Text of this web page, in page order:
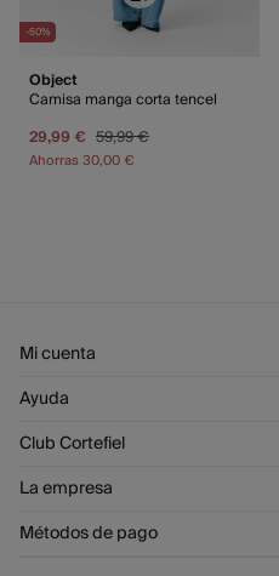
-50%
Object
Camisa manga corta tencel
29,99 € 59,99 €
Ahorras30,00 €
Mi cuenta
Registrarme
Direcciones de envío
Tarjeta regalo online
Tarjeta abono
Ayuda
Atención al cliente
Preguntas frecuentes
Cambios, devoluciones y desistimiento
Club Cortefiel
La empresa
Trabaja con nosotros
Métodos de pago